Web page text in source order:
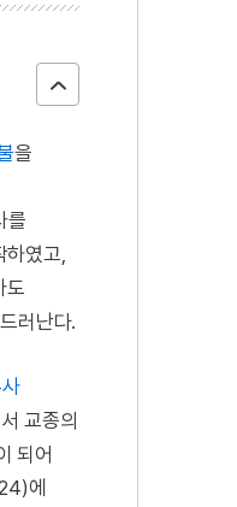
을
를
하였고,
도
러난다.
교종의
되어
에